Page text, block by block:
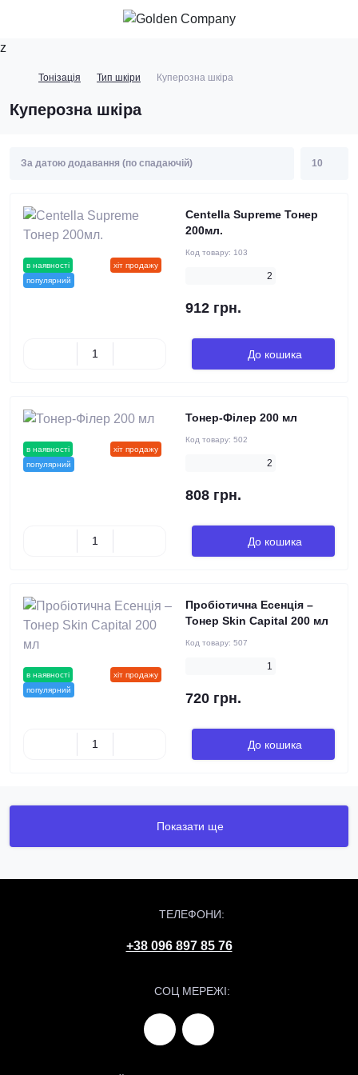
z
Тонізація Тип шкіри Куперозна шкіра
Куперозна шкіра
в наявності
хіт продажу
популярний
Centella Supreme Тонер
200мл.
Код товару: 103
2
912 грн.
До кошика
в наявності
хіт продажу
популярний
Тонер-Філер 200 мл
Код товару: 502
2
808 грн.
До кошика
в наявності
хіт продажу
популярний
Пробіотична Есенція –
Тонер Skin Capital 200 мл
Код товару: 507
1
720 грн.
До кошика
Показати ще
ТЕЛЕФОНИ:
+38 096 897 85 76
СОЦ МЕРЕЖІ: